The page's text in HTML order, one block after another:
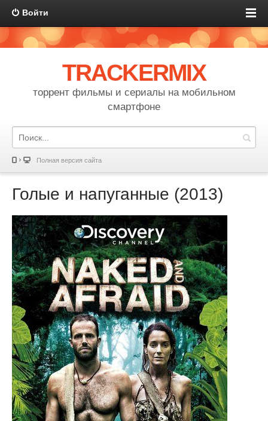
Войти
TRACKERMIX
торрент фильмы и сериалы на мобильном
смартфоне
Полная версия сайта
Голые и напуганные (2013)